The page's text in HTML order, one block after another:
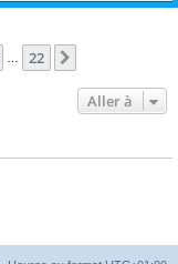
22
Aller à